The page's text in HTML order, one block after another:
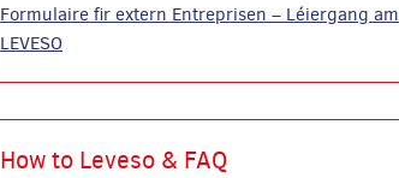
Formulaire fir extern Entreprisen – Léiergang am
LEVESO
How to Leveso & FAQ